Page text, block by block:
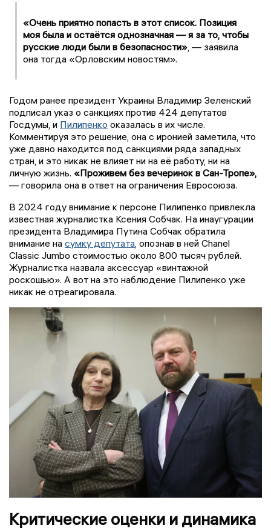
«Очень приятно попасть в этот список. Позиция
моя была и остаётся однозначная — я за то, чтобы
русские люди были в безопасности», — заявила
она тогда «Орловским новостям».
Годом ранее президент Украины Владимир Зеленский
подписал указ о санкциях против 424 депутатов
Госдумы, и Пилипенко оказалась в их числе.
Комментируя это решение, она с иронией заметила, что
уже давно находится под санкциями ряда западных
стран, и это никак не влияет ни на её работу, ни на
личную жизнь. «Проживем без вечеринок в Сан-Тропе»,
— говорила она в ответ на ограничения Евросоюза.
В 2024 году внимание к персоне Пилипенко привлекла
известная журналистка Ксения Собчак. На инаугурации
президента Владимира Путина Собчак обратила
внимание на сумку депутата, опознав в ней Chanel
Classic Jumbo стоимостью около 800 тысяч рублей.
Журналистка назвала аксессуар «винтажной
роскошью». А вот на это наблюдение Пилипенко уже
никак не отреагировала.
Критические оценки и динамика